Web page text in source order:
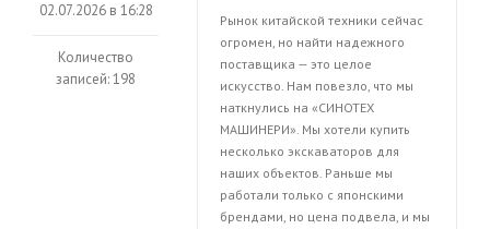
02.07.2026 в 16:28
Количество
записей: 198
Рынок китайской техники сейчас
огромен, но найти надежного
поставщика — это целое
искусство. Нам повезло, что мы
наткнулись на «СИНОТЕХ
МАШИНЕРИ». Мы хотели купить
несколько экскаваторов для
наших объектов. Раньше мы
работали только с японскими
брендами, но цена подвела, и мы